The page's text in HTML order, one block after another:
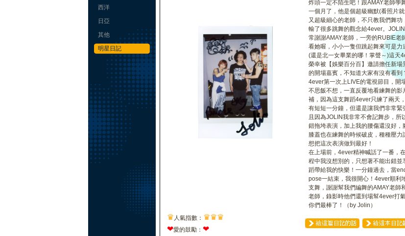
西洋
日亞
其他
明星日記
炸頭一定不陌生吧！跟AMAY老師學
一個月了，他是個超級幽默(看照片
又超級細心的老師，不只教我們舞功
輸了很多跳舞的觀念給4ever。
常謝謝AMAY老師，一旁的RUBIE老
看她喔，小小一隻但跳起舞來可是力
(還是北一女畢業的哪！掌聲～)這天
榮幸被【娛樂百分百】邀請擔任新場
的開場嘉賓，不知道大家有沒有看到
4ever第一次上LIVE的電視節目，開
不思飯不想，一直反覆地看練舞的影
補，因為這支舞蹈4ever只練了兩天
有短短一分鐘，但還是讓我們非常緊
且因為JOLIN我非常不會記舞步，所
錯拖垮表演，加上我的腰傷還沒好，
膝蓋也在練舞的時候破皮，種種壓力
想把這次表演做到最好！
在上場前，4ever精神喊話了一番，
程中我沒想別的，只想著不能出錯並
蹈帶給我的快樂！一分鐘過去，當
pose一結束，我很開心！4ever順利
支舞，謝謝幫我們編舞的AMAY老師
老師，錄影時他們還到場幫4ever打氣
你們最棒了！（by Jolin）
♛ 人氣指數： ♛♛♛
❤愛的鼓勵： ❤